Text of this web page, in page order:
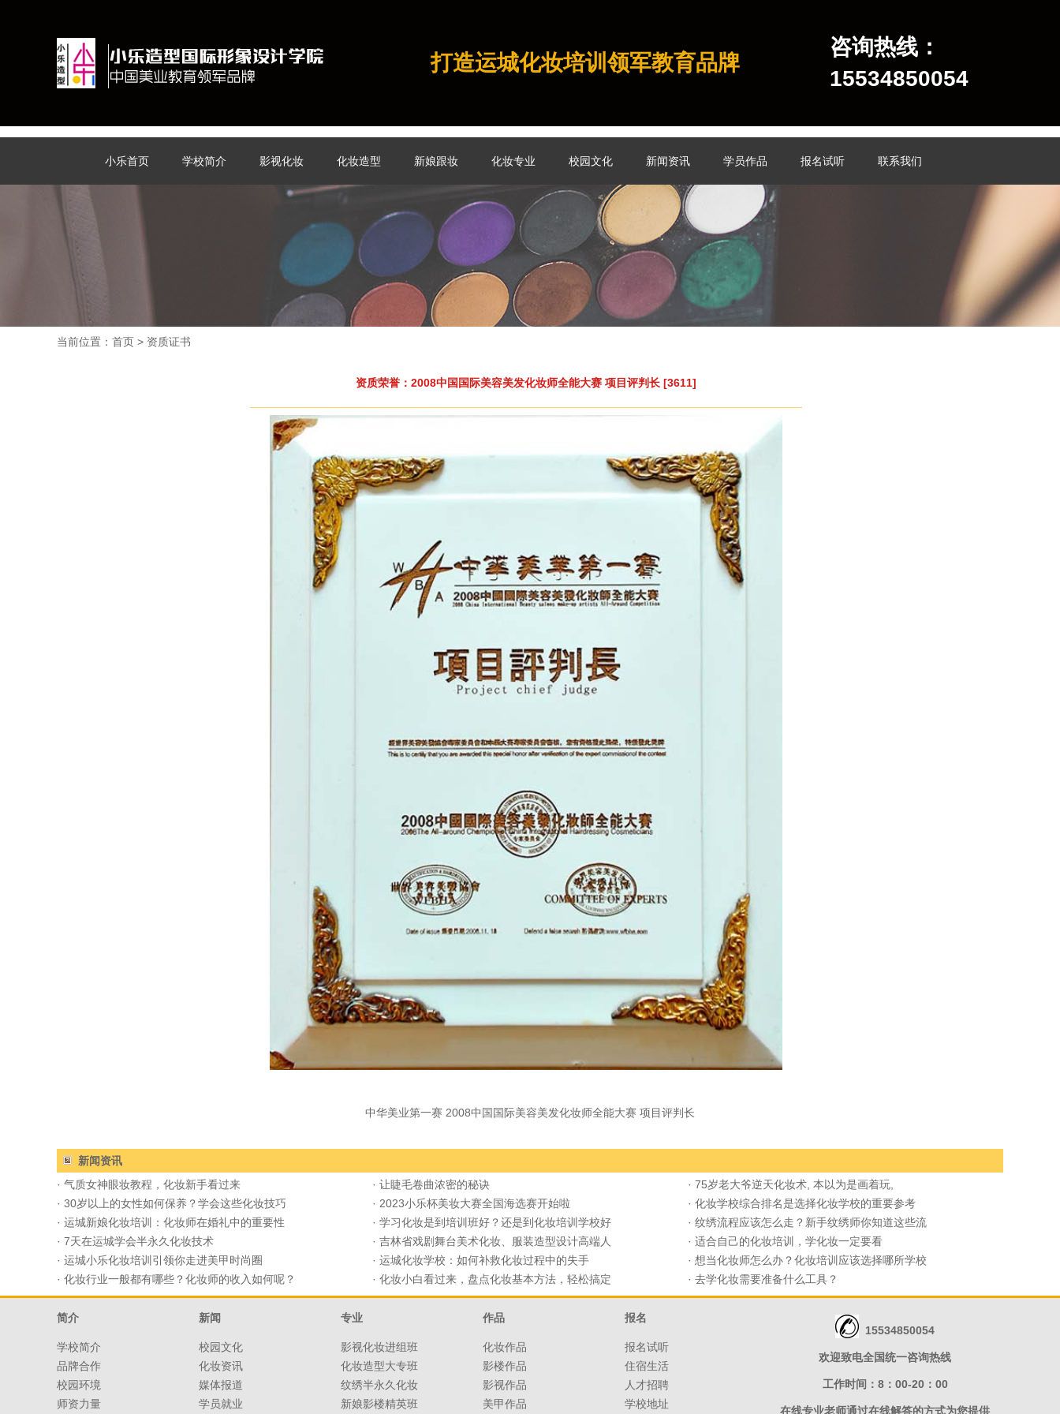
打造运城化妆培训领军教育品牌
咨询热线：
15534850054
小乐首页 学校简介 影视化妆 化妆造型 新娘跟妆 化妆专业 校园文化 新闻资讯 学员作品 报名试听 联系我们
当前位置： 首页 > 资质证书
资质荣誉：2008中国国际美容美发化妆师全能大赛 项目评判长 [3611]
中华美业第一赛 2008中国国际美容美发化妆师全能大赛 项目评判长
新闻资讯
· 气质女神眼妆教程，化妆新手看过来 · 让睫毛卷曲浓密的秘诀 · 75岁老大爷逆天化妆术, 本以为是画着玩,
· 30岁以上的女性如何保养？学会这些化妆技巧 · 2023小乐杯美妆大赛全国海选赛开始啦 · 化妆学校综合排名是选择化妆学校的重要参考
· 运城新娘化妆培训：化妆师在婚礼中的重要性 · 学习化妆是到培训班好？还是到化妆培训学校好 · 纹绣流程应该怎么走？新手纹绣师你知道这些流
· 7天在运城学会半永久化妆技术 · 吉林省戏剧舞台美术化妆、服装造型设计高端人 · 适合自己的化妆培训，学化妆一定要看
· 运城小乐化妆培训引领你走进美甲时尚圈 · 运城化妆学校：如何补救化妆过程中的失手 · 想当化妆师怎么办？化妆培训应该选择哪所学校
· 化妆行业一般都有哪些？化妆师的收入如何呢？ · 化妆小白看过来，盘点化妆基本方法，轻松搞定 · 去学化妆需要准备什么工具？
简介 新闻 专业 作品
报名
15534850054
欢迎致电全国统一咨询热线
工作时间：8：00-20：00
在线专业老师通过在线解答的方式为您提供
学校简介 校园文化 影视化妆进组班 化妆作品
报名试听
品牌合作
化妆资讯 化妆造型大专班 影楼作品
住宿生活
校园环境
媒体报道 纹绣半永久化妆 影视作品
人才招聘
师资力量
学员就业 新娘影楼精英班 美甲作品 学校地址